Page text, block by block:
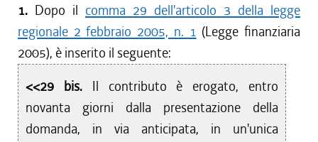
1. Dopo il comma 29 dell'articolo 3 della legge
regionale 2 febbraio 2005, n. 1 (Legge finanziaria
2005), è inserito il seguente:
<<29 bis. Il contributo è erogato, entro
novanta giorni dalla presentazione della
domanda, in via anticipata, in un'unica